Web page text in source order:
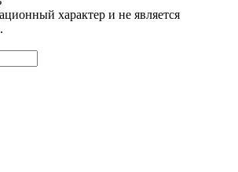
характер и не является